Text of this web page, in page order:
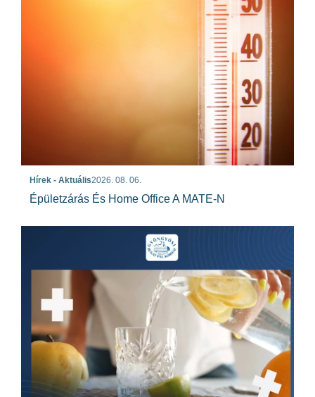
Hírek - Aktuális2026. 08. 06.
Épületzárás És Home Office A MATE-N